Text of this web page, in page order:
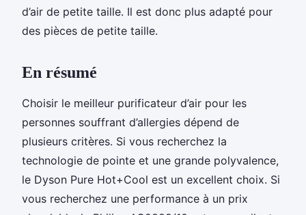
d’air de petite taille. Il est donc plus adapté pour
des pièces de petite taille.
En résumé
Choisir le meilleur purificateur d’air pour les
personnes souffrant d’allergies dépend de
plusieurs critères. Si vous recherchez la
technologie de pointe et une grande polyvalence,
le Dyson Pure Hot+Cool est un excellent choix. Si
vous recherchez une performance à un prix